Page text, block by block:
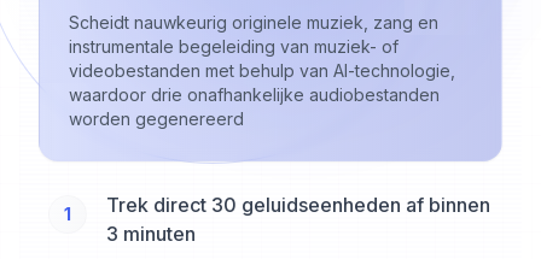
Scheidt nauwkeurig originele muziek, zang en
instrumentale begeleiding van muziek- of
videobestanden met behulp van AI-technologie,
waardoor drie onafhankelijke audiobestanden
worden gegenereerd
1
Trek direct 30 geluidseenheden af binnen
3 minuten